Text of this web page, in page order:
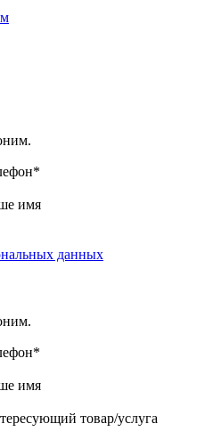
*
имя
данных
*
имя
товар/услуга